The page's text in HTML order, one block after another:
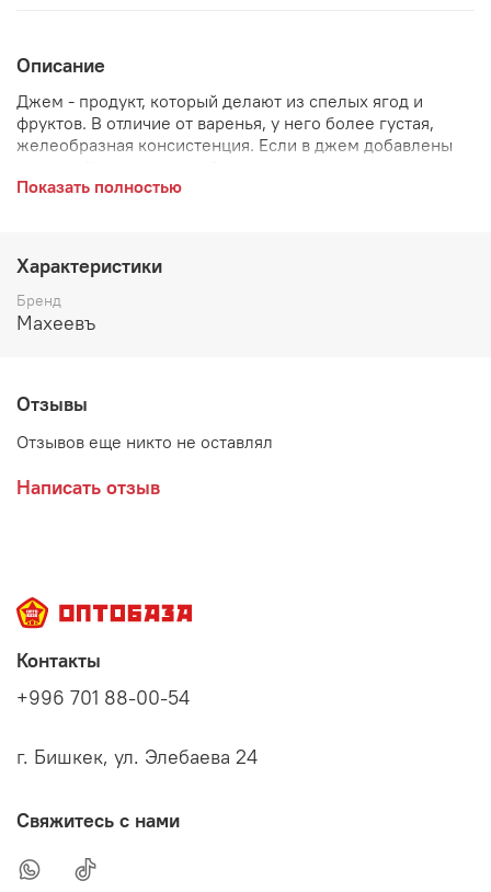
Описание
Джем - продукт, который делают из спелых ягод и
фруктов. В отличие от варенья, у него более густая,
желеобразная консистенция. Если в джем добавлены
конфитюром.
Показать полностью
Характеристики
Бренд
Махеевъ
Отзывы
Отзывов еще никто не оставлял
Написать отзыв
Контакты
+996 701 88-00-54
г. Бишкек, ул. Элебаева 24
Свяжитесь с нами